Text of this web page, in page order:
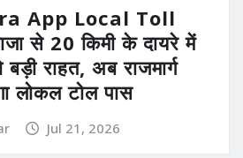
App Local Toll
से 20 किमी के दायरे में
राहत, अब राजमार्ग
लोकल टोल पास
Jul 21, 2026